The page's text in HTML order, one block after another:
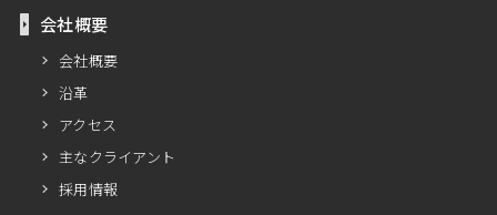
会社概要
会社概要
沿革
アクセス
主なクライアント
採用情報